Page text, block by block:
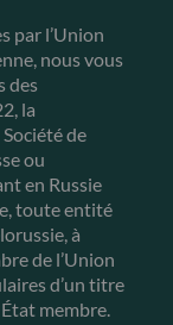
par l’Union
nous vous
des
la
de
ou
en Russie
toute entité
à
de l’Union
d’un titre
membre.